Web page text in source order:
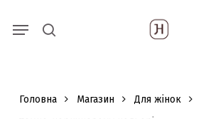
Пошук
товарів
Menu
Головна Магазин Для жінок